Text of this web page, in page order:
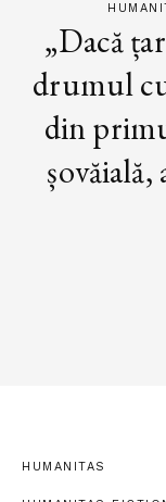
„Dacă
drumul
din
HUMANITAS